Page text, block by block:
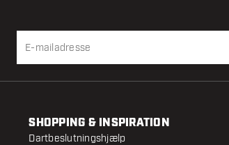
SHOPPING & INSPIRATION
Dartbeslutningshjælp